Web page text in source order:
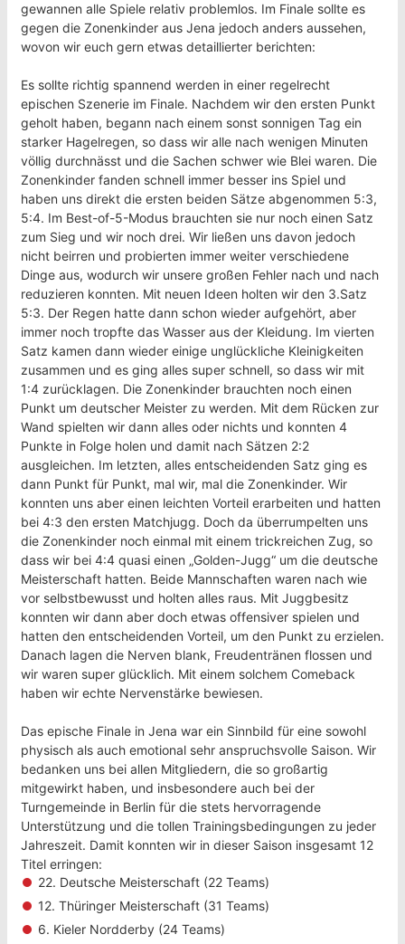
gewannen alle Spiele relativ problemlos. Im Finale sollte es
gegen die Zonenkinder aus Jena jedoch anders aussehen,
wovon wir euch gern etwas detaillierter berichten:
Es sollte richtig spannend werden in einer regelrecht
epischen Szenerie im Finale. Nachdem wir den ersten Punkt
geholt haben, begann nach einem sonst sonnigen Tag ein
starker Hagelregen, so dass wir alle nach wenigen Minuten
völlig durchnässt und die Sachen schwer wie Blei waren. Die
Zonenkinder fanden schnell immer besser ins Spiel und
haben uns direkt die ersten beiden Sätze abgenommen 5:3,
5:4. Im Best-of-5-Modus brauchten sie nur noch einen Satz
zum Sieg und wir noch drei. Wir ließen uns davon jedoch
nicht beirren und probierten immer weiter verschiedene
Dinge aus, wodurch wir unsere großen Fehler nach und nach
reduzieren konnten. Mit neuen Ideen holten wir den 3.Satz
5:3. Der Regen hatte dann schon wieder aufgehört, aber
immer noch tropfte das Wasser aus der Kleidung. Im vierten
Satz kamen dann wieder einige unglückliche Kleinigkeiten
zusammen und es ging alles super schnell, so dass wir mit
1:4 zurücklagen. Die Zonenkinder brauchten noch einen
Punkt um deutscher Meister zu werden. Mit dem Rücken zur
Wand spielten wir dann alles oder nichts und konnten 4
Punkte in Folge holen und damit nach Sätzen 2:2
ausgleichen. Im letzten, alles entscheidenden Satz ging es
dann Punkt für Punkt, mal wir, mal die Zonenkinder. Wir
konnten uns aber einen leichten Vorteil erarbeiten und hatten
bei 4:3 den ersten Matchjugg. Doch da überrumpelten uns
die Zonenkinder noch einmal mit einem trickreichen Zug, so
dass wir bei 4:4 quasi einen „Golden-Jugg“ um die deutsche
Meisterschaft hatten. Beide Mannschaften waren nach wie
vor selbstbewusst und holten alles raus. Mit Juggbesitz
konnten wir dann aber doch etwas offensiver spielen und
hatten den entscheidenden Vorteil, um den Punkt zu erzielen.
Danach lagen die Nerven blank, Freudentränen flossen und
wir waren super glücklich. Mit einem solchem Comeback
haben wir echte Nervenstärke bewiesen.
Das epische Finale in Jena war ein Sinnbild für eine sowohl
physisch als auch emotional sehr anspruchsvolle Saison. Wir
bedanken uns bei allen Mitgliedern, die so großartig
mitgewirkt haben, und insbesondere auch bei der
Turngemeinde in Berlin für die stets hervorragende
Unterstützung und die tollen Trainingsbedingungen zu jeder
Jahreszeit. Damit konnten wir in dieser Saison insgesamt 12
Titel erringen:
22. Deutsche Meisterschaft (22 Teams)
12. Thüringer Meisterschaft (31 Teams)
6. Kieler Nordderby (24 Teams)